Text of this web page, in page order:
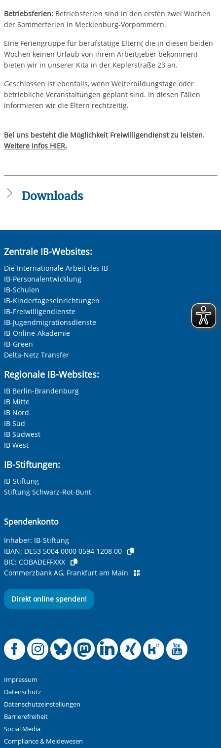
Betriebsferien: Betriebsferien sind in den ersten zwei Wochen
der Sommerferien in Mecklenburg-Vorpommern.
Eine Feriengruppe für berufstätige Eltern( die in diesen beiden
Wochen keinen Urlaub von ihrem Arbeitgeber bekommen)
bieten wir in unserer Kita in der Keplerstraße 23 an.
Geschlossen ist ebenfalls, wenn Weiterbildungstage oder
betriebliche Veranstaltungen geplant sind. In diesen Fällen
informieren wir die Eltern rechtzeitig.
Bei uns besteht die Möglichkeit Freiwilligendienst zu leisten.
Weitere InfosHIER.
Downloads
Zentrale IB-Websites:
Die Internationale Arbeit des IB
IB-Personalentwicklung
IB-Schulen
IB-Kindertageseinrichtungen
IB-Freiwilligendienste
IB-Jugendmigrationsdienste
IB-Online-Akademie
IB-Green
Delta-Netz Transfer
Regionale IB-Websites:
IB Berlin-Brandenburg
IB Mitte
IB Nord
IB Süd
IB Südwest
IB West
IB-Stiftungen:
IB-Stiftung
Stiftung Schwarz-Rot-Bunt
Spendenkonto
Inhaber: IB-Stiftung
IBAN: DE53 5004 0000 0594 1208 00
BIC: COBADEFFXXX
Commerzbank AG, Frankfurt am Main
Direkt online spenden!
Offizielle
Offizielle
Offizielle
Offizielle
Offizielle
Impressum
Datenschutz
Datenschutzeinstellungen
Barrierefreiheit
Social Media
Compliance & Meldewesen